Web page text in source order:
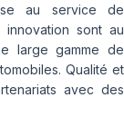
au service de
innovation sont au
large gamme de
Qualité et
avec des